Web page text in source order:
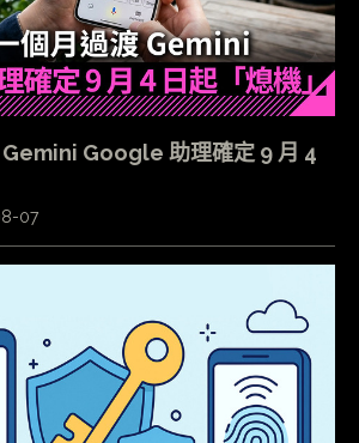
Gemini Google 助理確定 9 月 4
07